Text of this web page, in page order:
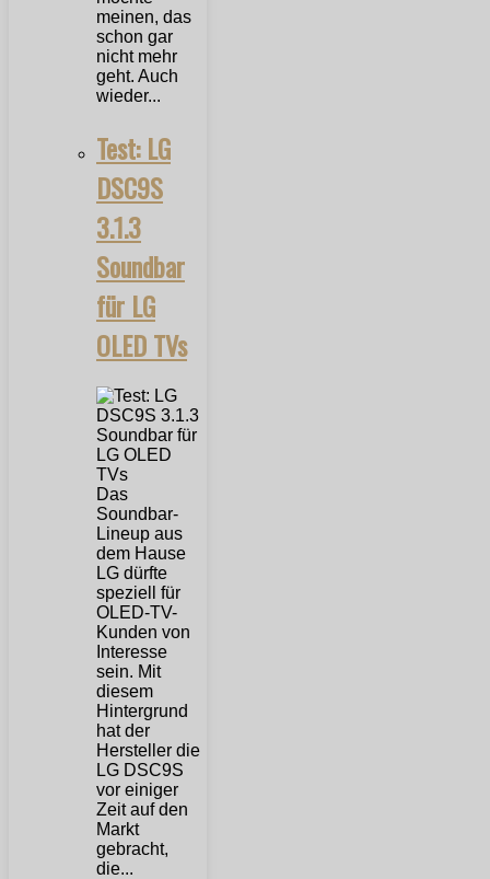
meinen, das
schon gar
nicht mehr
geht. Auch
wieder...
Test: LG
DSC9S
3.1.3
Soundbar
für LG
OLED TVs
Das
Soundbar-
Lineup aus
dem Hause
LG dürfte
speziell für
OLED-TV-
Kunden von
Interesse
sein. Mit
diesem
Hintergrund
hat der
Hersteller die
LG DSC9S
vor einiger
Zeit auf den
Markt
gebracht,
die...